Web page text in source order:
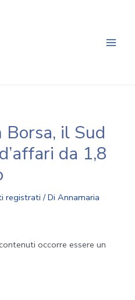
il Sud
da 1,8
registrati / DiAnnamaria
occorre essere un